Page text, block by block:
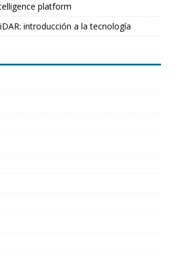
platform
introducción a la tecnología